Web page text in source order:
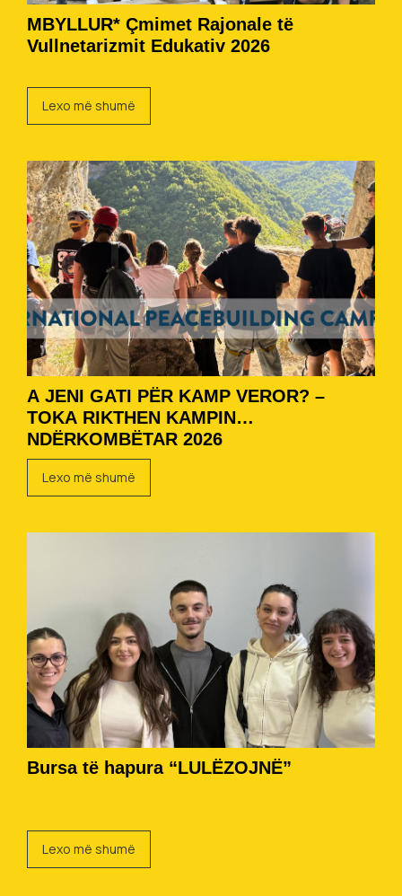
MBYLLUR* Çmimet Rajonale të
Vullnetarizmit Edukativ 2026
Lexo më shumë
A JENI GATI PËR KAMP VEROR? –
TOKA RIKTHEN KAMPIN
NDËRKOMBËTAR 2026
Lexo më shumë
Bursa të hapura “LULËZOJNË”
Lexo më shumë